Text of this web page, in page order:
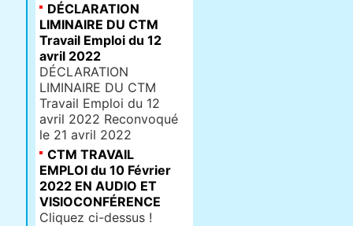
DÉCLARATION
LIMINAIRE DU CTM
Travail Emploi du 12
avril 2022
DÉCLARATION
LIMINAIRE DU CTM
Travail Emploi du 12
avril 2022 Reconvoqué
le 21 avril 2022
CTM TRAVAIL
EMPLOI du 10 Février
2022 EN AUDIO ET
VISIOCONFÉRENCE
Cliquez ci-dessus !